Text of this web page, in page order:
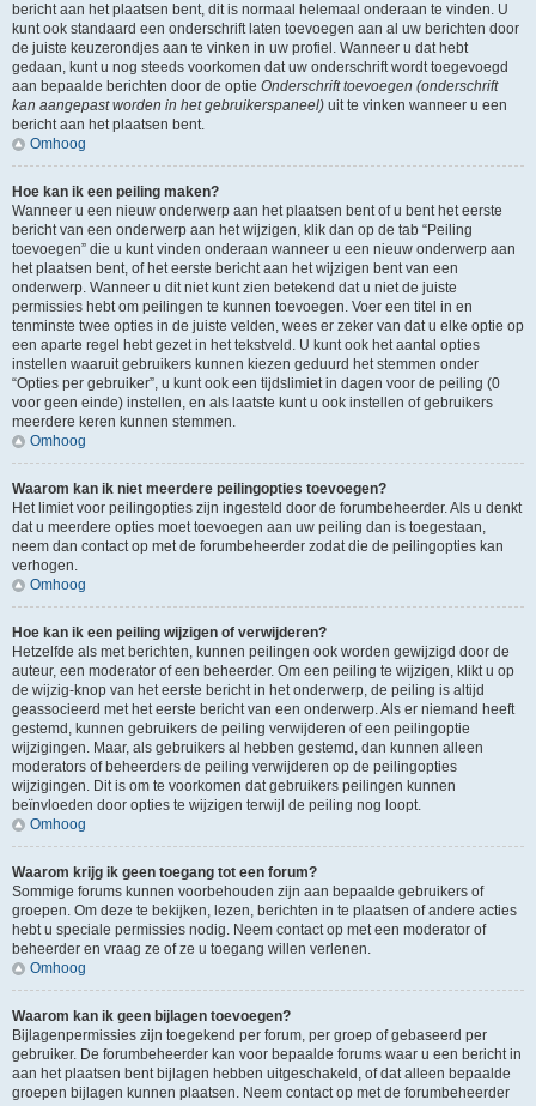
bericht aan het plaatsen bent, dit is normaal helemaal onderaan te vinden. U
kunt ook standaard een onderschrift laten toevoegen aan al uw berichten door
de juiste keuzerondjes aan te vinken in uw profiel. Wanneer u dat hebt
gedaan, kunt u nog steeds voorkomen dat uw onderschrift wordt toegevoegd
aan bepaalde berichten door de optie Onderschrift toevoegen (onderschrift
kan aangepast worden in het gebruikerspaneel) uit te vinken wanneer u een
bericht aan het plaatsen bent.
Omhoog
Hoe kan ik een peiling maken?
Wanneer u een nieuw onderwerp aan het plaatsen bent of u bent het eerste
bericht van een onderwerp aan het wijzigen, klik dan op de tab “Peiling
toevoegen” die u kunt vinden onderaan wanneer u een nieuw onderwerp aan
het plaatsen bent, of het eerste bericht aan het wijzigen bent van een
onderwerp. Wanneer u dit niet kunt zien betekend dat u niet de juiste
permissies hebt om peilingen te kunnen toevoegen. Voer een titel in en
tenminste twee opties in de juiste velden, wees er zeker van dat u elke optie op
een aparte regel hebt gezet in het tekstveld. U kunt ook het aantal opties
instellen waaruit gebruikers kunnen kiezen geduurd het stemmen onder
“Opties per gebruiker”, u kunt ook een tijdslimiet in dagen voor de peiling (0
voor geen einde) instellen, en als laatste kunt u ook instellen of gebruikers
meerdere keren kunnen stemmen.
Omhoog
Waarom kan ik niet meerdere peilingopties toevoegen?
Het limiet voor peilingopties zijn ingesteld door de forumbeheerder. Als u denkt
dat u meerdere opties moet toevoegen aan uw peiling dan is toegestaan,
neem dan contact op met de forumbeheerder zodat die de peilingopties kan
verhogen.
Omhoog
Hoe kan ik een peiling wijzigen of verwijderen?
Hetzelfde als met berichten, kunnen peilingen ook worden gewijzigd door de
auteur, een moderator of een beheerder. Om een peiling te wijzigen, klikt u op
de wijzig-knop van het eerste bericht in het onderwerp, de peiling is altijd
geassocieerd met het eerste bericht van een onderwerp. Als er niemand heeft
gestemd, kunnen gebruikers de peiling verwijderen of een peilingoptie
wijzigingen. Maar, als gebruikers al hebben gestemd, dan kunnen alleen
moderators of beheerders de peiling verwijderen op de peilingopties
wijzigingen. Dit is om te voorkomen dat gebruikers peilingen kunnen
beïnvloeden door opties te wijzigen terwijl de peiling nog loopt.
Omhoog
Waarom krijg ik geen toegang tot een forum?
Sommige forums kunnen voorbehouden zijn aan bepaalde gebruikers of
groepen. Om deze te bekijken, lezen, berichten in te plaatsen of andere acties
hebt u speciale permissies nodig. Neem contact op met een moderator of
beheerder en vraag ze of ze u toegang willen verlenen.
Omhoog
Waarom kan ik geen bijlagen toevoegen?
Bijlagenpermissies zijn toegekend per forum, per groep of gebaseerd per
gebruiker. De forumbeheerder kan voor bepaalde forums waar u een bericht in
aan het plaatsen bent bijlagen hebben uitgeschakeld, of dat alleen bepaalde
groepen bijlagen kunnen plaatsen. Neem contact op met de forumbeheerder